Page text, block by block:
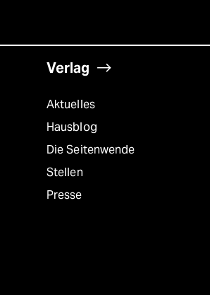
Verlag
Aktuelles
Hausblog
Die Seitenwende
Stellen
Presse